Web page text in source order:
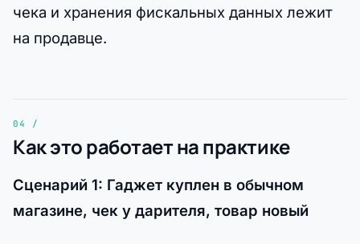
чека и хранения фискальных данных лежит
на продавце.
Как это работает на практике
Сценарий 1: Гаджет куплен в обычном
магазине, чек у дарителя, товар новый